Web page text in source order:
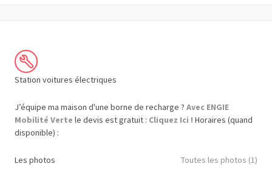
Station voitures électriques
J’équipe ma maison d'une borne de recharge ? Avec ENGIE
Mobilité Verte le devis est gratuit : Cliquez Ici ! Horaires (quand
disponible) :
Les photos Toutes les photos (1)